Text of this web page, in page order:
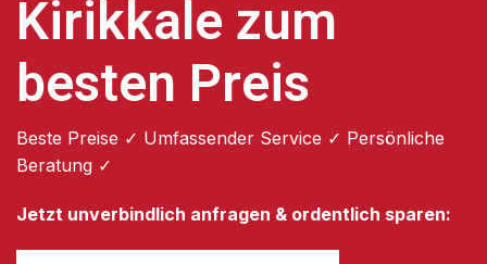
Kirikkale zum
besten Preis
Beste Preise ✓ Umfassender Service ✓ Persönliche
Beratung ✓
Jetzt unverbindlich anfragen & ordentlich sparen: